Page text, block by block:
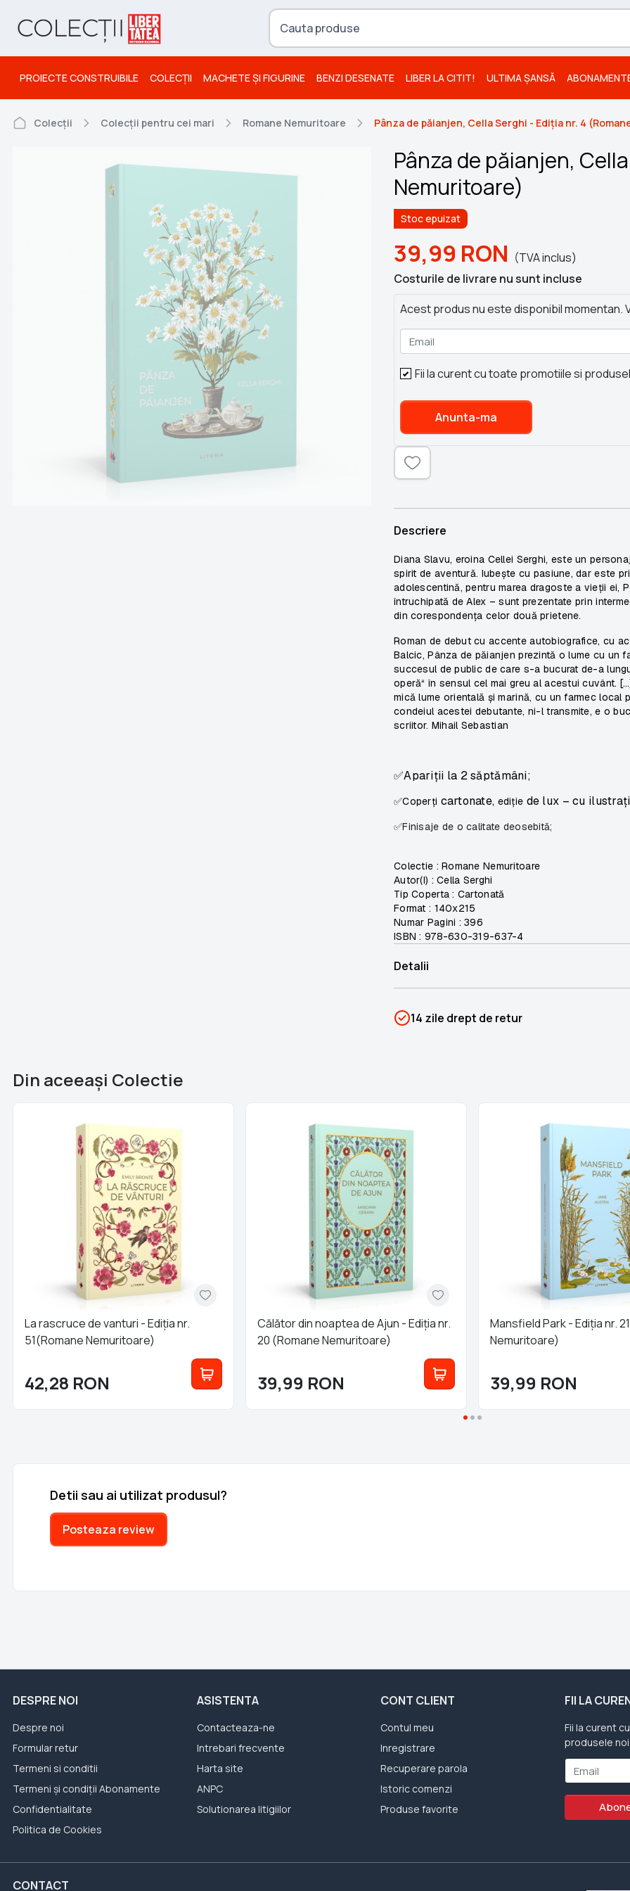
PROIECTE CONSTRUIBILE COLECȚII MACHETE ȘI FIGURINE BENZI DESENATE LIBER LA CITIT! ULTIMA ȘANSĂ
Colecții Colecții pentru cei mari Romane Nemuritoare Pânza de păianjen, Cella Serghi - Ediția nr. 4
Pânza de păianjen,
Nemuritoare)
Stoc epuizat
39,99 RON (TVA inclus)
Costurile de livrare nu sunt incluse
Acest produs nu este disponibil momentan.
Email
Fii la curent cu toate promotiile si
Anunta-ma
Descriere
Diana Slavu, eroina Cellei Serghi, este un
spirit de aventură. Iubește cu pasiune, dar este
adolescentină, pentru marea dragoste a vieții ei,
întruchipată de Alex – sunt prezentate prin
din corespondența celor două prietene.
Roman de debut cu accente autobiografice, cu
Balcic, Pânza de păianjen prezintă o lume cu un
succesul de public de care s-a bucurat de-a
operă“ în sensul cel mai greu al acestui cuvânt.
mică lume orientală și marină, cu un farmec
condeiul acestei debutante, ni-l transmite, e o
scriitor. Mihail Sebastian
✅Apariții la 2 săptămâni;
✅Coperți cartonate, ediție de lux – cu
✅Finisaje de o calitate deosebită;
Colectie : Romane Nemuritoare
Autor(I) : Cella Serghi
Tip Coperta : Cartonată
Format : 140x215
Numar Pagini : 396
ISBN : 978-630-319-637-4
Detalii
Categorii
Romane Nemuritoare
14 zile drept de retur
Din aceeaşi Colectie
La rascruce de vanturi - Ediția nr.
51(Romane Nemuritoare)
42,28 RON
Călător din noaptea de Ajun - Ediția nr.
20 (Romane Nemuritoare)
39,99 RON
Mansfield Park - Ediția nr.
Nemuritoare)
39,99 RON
Detii sau ai utilizat produsul?
Posteaza review
DESPRE NOI
Despre noi
Formular retur
Termeni si conditii
Termeni și condiții Abonamente
Confidentialitate
Politica de Cookies
ASISTENTA
Contacteaza-ne
Intrebari frecvente
Harta site
ANPC
Solutionarea litigiilor
CONT CLIENT
Contul meu
Inregistrare
Recuperare parola
Istoric comenzi
Produse favorite
FII LA
Fii la curent
produsele
Email
CONTACT